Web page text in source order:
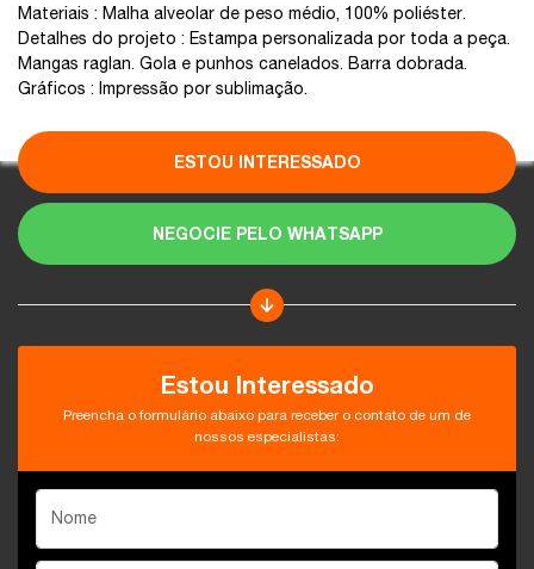
Materiais : Malha alveolar de peso médio, 100% poliéster.
Detalhes do projeto : Estampa personalizada por toda a peça.
Mangas raglan. Gola e punhos canelados. Barra dobrada.
Gráficos : Impressão por sublimação.
ESTOU INTERESSADO
NEGOCIE PELO WHATSAPP
Estou Interessado
Preencha o formulário abaixo para receber o contato de um de
nossos especialistas: